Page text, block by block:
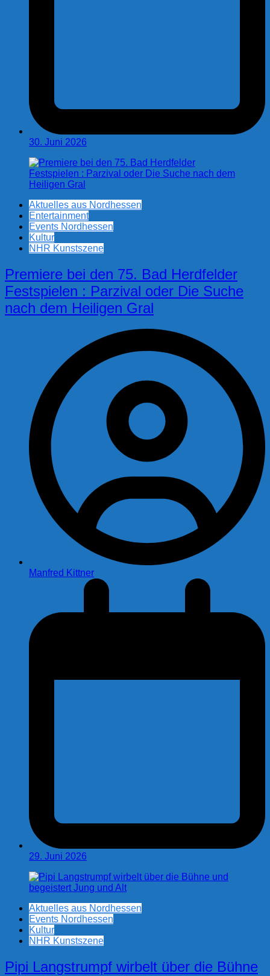
30. Juni 2026
Aktuelles aus Nordhessen
Entertainment
Events Nordhessen
Kultur
NHR Kunstszene
Premiere bei den 75. Bad Herdfelder
Festspielen : Parzival oder Die Suche
nach dem Heiligen Gral
Manfred Kittner
29. Juni 2026
Aktuelles aus Nordhessen
Events Nordhessen
Kultur
NHR Kunstszene
Pipi Langstrumpf wirbelt über die Bühne